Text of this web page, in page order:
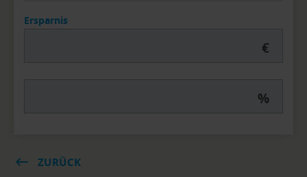
Ersparnis
€
%
ZURÜCK